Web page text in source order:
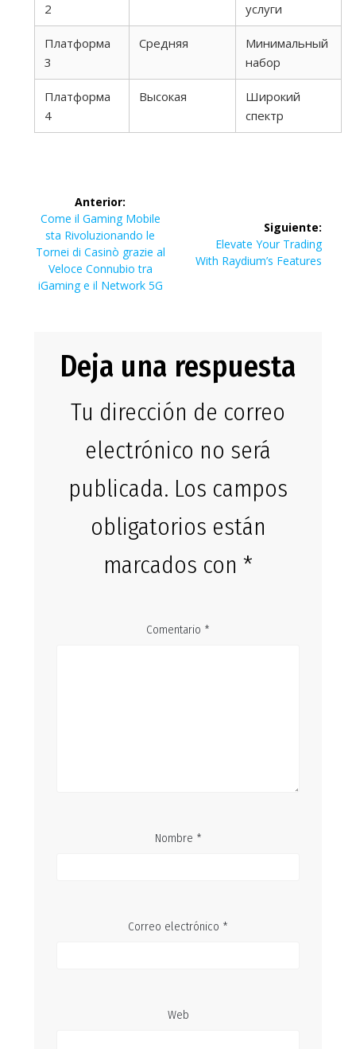
2
услуги
Платформа
3
Средняя
Минимальный
набор
Платформа
4
Высокая
Широкий
спектр
Navegación
de
entradas
Anterior:
Entrada
anterior:
Come il Gaming Mobile
sta Rivoluzionando le
Tornei di Casinò grazie al
Veloce Connubio tra
iGaming e il Network 5G
Siguiente:
Siguiente
entrada:
Elevate Your Trading
With Raydium’s Features
Deja una respuesta
Tu dirección de correo
electrónico no será
publicada. Los campos
obligatorios están
marcados con *
Comentario *
Nombre *
Correo electrónico *
Web